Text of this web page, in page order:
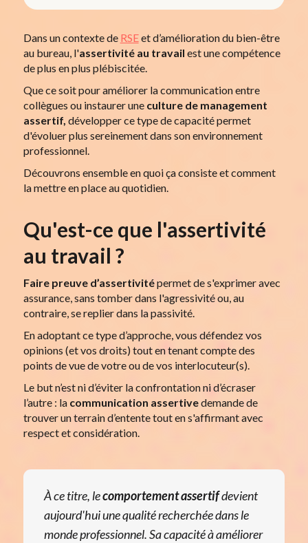
Dans un contexte de RSEet d’amélioration du bien-être
au bureau, l'assertivité au travail est une compétence
de plus en plus plébiscitée.
Que ce soit pour améliorer la communication entre
collègues ou instaurer une culture de management
assertif, développer ce type de capacité permet
d'évoluer plus sereinement dans son environnement
professionnel.
Découvrons ensemble en quoi ça consiste et comment
la mettre en place au quotidien.
Qu'est-ce que l'assertivité
au travail ?
Faire preuve d’assertivitépermet de s'exprimer avec
assurance, sans tomber dans l'agressivité ou, au
contraire, se replier dans la passivité.
En adoptant ce type d’approche, vous défendez vos
opinions (et vos droits) tout en tenant compte des
points de vue de votre ou de vos interlocuteur(s).
Le but n’est ni d’éviter la confrontation ni d’écraser
l’autre : la communication assertivedemande de
trouver un terrain d’entente tout en s'affirmant avec
respect et considération.
À ce titre, lecomportement assertifdevient
aujourd'hui une qualité recherchée dans le
monde professionnel. Sa capacité à améliorer